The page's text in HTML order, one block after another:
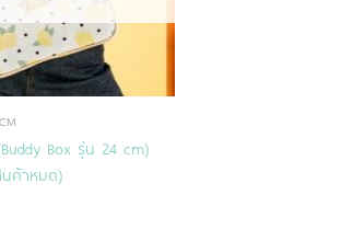
Box รุ่น 24 cm)
ค้าหมด)